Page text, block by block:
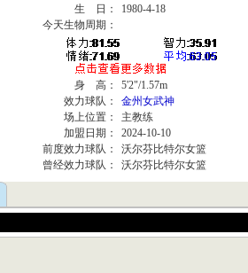
生 日：
1980-4-18
今天生物周期：
身 高：
5'2"/1.57m
效力球队：
金州女武神
场上位置：
主教练
加盟日期：
2024-10-10
前度效力球队：
沃尔芬比特尔女篮
曾经效力球队：
沃尔芬比特尔女篮